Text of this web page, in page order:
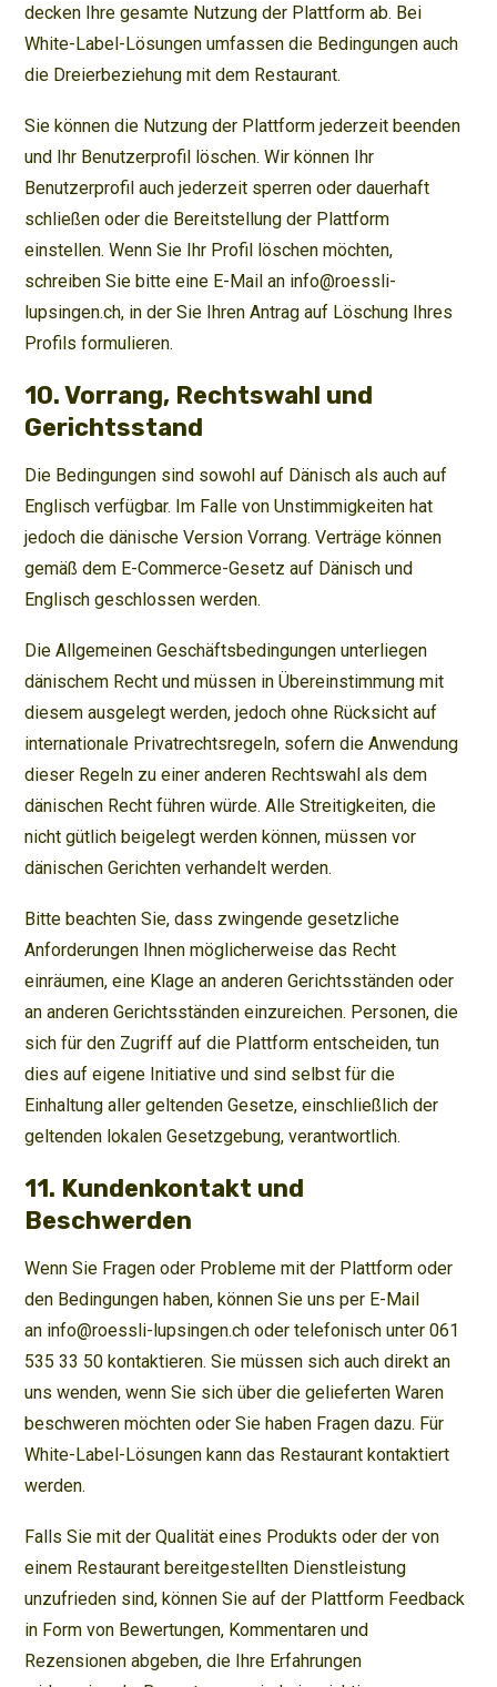
decken Ihre gesamte Nutzung der Plattform ab. Bei
White-Label-Lösungen umfassen die Bedingungen auch
die Dreierbeziehung mit dem Restaurant.
Sie können die Nutzung der Plattform jederzeit beenden
und Ihr Benutzerprofil löschen. Wir können Ihr
Benutzerprofil auch jederzeit sperren oder dauerhaft
schließen oder die Bereitstellung der Plattform
einstellen. Wenn Sie Ihr Profil löschen möchten,
schreiben Sie bitte eine E-Mail an info@roessli-
lupsingen.ch, in der Sie Ihren Antrag auf Löschung Ihres
Profils formulieren.
10. Vorrang, Rechtswahl und
Gerichtsstand
Die Bedingungen sind sowohl auf Dänisch als auch auf
Englisch verfügbar. Im Falle von Unstimmigkeiten hat
jedoch die dänische Version Vorrang. Verträge können
gemäß dem E-Commerce-Gesetz auf Dänisch und
Englisch geschlossen werden.
Die Allgemeinen Geschäftsbedingungen unterliegen
dänischem Recht und müssen in Übereinstimmung mit
diesem ausgelegt werden, jedoch ohne Rücksicht auf
internationale Privatrechtsregeln, sofern die Anwendung
dieser Regeln zu einer anderen Rechtswahl als dem
dänischen Recht führen würde. Alle Streitigkeiten, die
nicht gütlich beigelegt werden können, müssen vor
dänischen Gerichten verhandelt werden.
Bitte beachten Sie, dass zwingende gesetzliche
Anforderungen Ihnen möglicherweise das Recht
einräumen, eine Klage an anderen Gerichtsständen oder
an anderen Gerichtsständen einzureichen. Personen, die
sich für den Zugriff auf die Plattform entscheiden, tun
dies auf eigene Initiative und sind selbst für die
Einhaltung aller geltenden Gesetze, einschließlich der
geltenden lokalen Gesetzgebung, verantwortlich.
11. Kundenkontakt und
Beschwerden
Wenn Sie Fragen oder Probleme mit der Plattform oder
den Bedingungen haben, können Sie uns per E-Mail
an info@roessli-lupsingen.ch oder telefonisch unter 061
535 33 50 kontaktieren. Sie müssen sich auch direkt an
uns wenden, wenn Sie sich über die gelieferten Waren
beschweren möchten oder Sie haben Fragen dazu. Für
White-Label-Lösungen kann das Restaurant kontaktiert
werden.
Falls Sie mit der Qualität eines Produkts oder der von
einem Restaurant bereitgestellten Dienstleistung
unzufrieden sind, können Sie auf der Plattform Feedback
in Form von Bewertungen, Kommentaren und
Rezensionen abgeben, die Ihre Erfahrungen